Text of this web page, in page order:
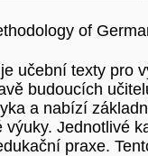
of
učební texty pro
budoucích
a nabízí
výuky. Jednotlivé
praxe.